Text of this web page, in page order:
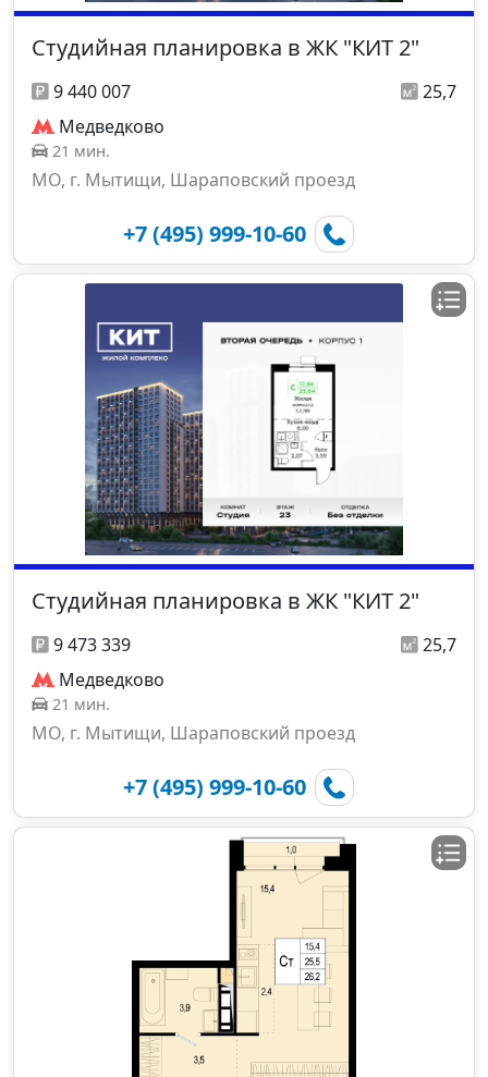
Студийная планировка в ЖК "КИТ 2"
9 440 007
25,7
Медведково
21 мин.
МО, г. Мытищи, Шараповский проезд
+7 (495) 999-10-60
Студийная планировка в ЖК "КИТ 2"
9 473 339
25,7
Медведково
21 мин.
МО, г. Мытищи, Шараповский проезд
+7 (495) 999-10-60